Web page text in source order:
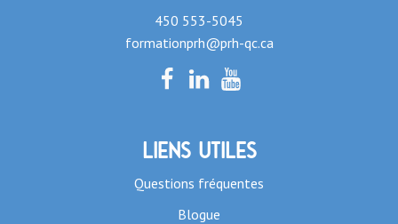
450 553-5045
formationprh@prh-qc.ca
Liens utiles
Questions fréquentes
Blogue